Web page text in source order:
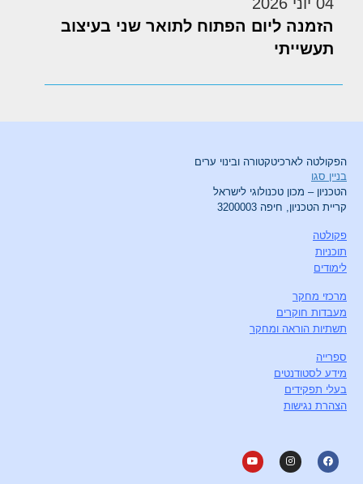
הזמנה ליום הפתוח לתואר שני בעיצוב
תעשייתי
הפקולטה לארכיטקטורה ובינוי ערים
בניין סגו
הטכניון – מכון טכנולוגי לישראל
קריית הטכניון, חיפה 3200003
פקולטה
תוכניות
לימודים
מרכזי מחקר
מעבדות חוקרים
תשתיות הוראה ומחקר
ספרייה
מידע לסטודנטים
בעלי תפקידים
הצהרת נגישות